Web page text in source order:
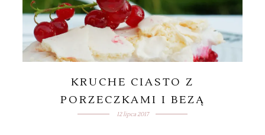
KRUCHE CIASTO Z
PORZECZKAMI I BEZĄ
12 lipca 2017